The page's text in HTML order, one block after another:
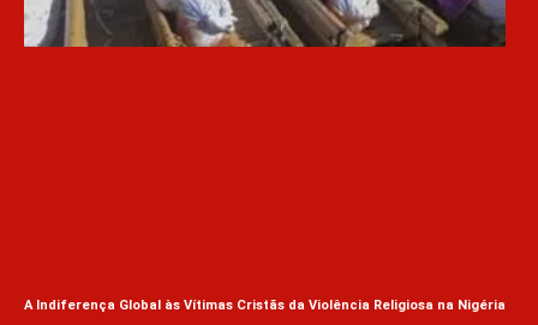
A Indiferença Global às Vítimas Cristãs da Violência Religiosa na Nigéria